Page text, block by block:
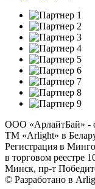
ООО «АрлайтБай» -
ТМ «Arlight» в
Регистрация в
в торговом реестре
Минск, пр-т
© Разработано в